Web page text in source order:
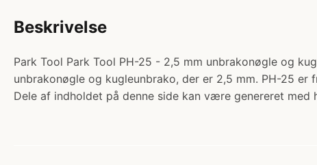
Beskrivelse
Park Tool Park Tool PH-25 - 2,5 mm unbrakonøgle og
unbrakonøgle og kugleunbrako, der er 2,5 mm. PH-25
Dele af indholdet på denne side kan være genereret med